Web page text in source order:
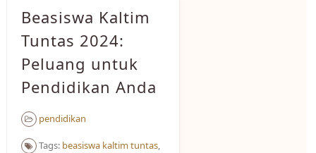
Judi bola
Mahjong Ways 2
Slot Kamboja
Slot Thailand
Beasiswa Kaltim
Tuntas 2024:
Peluang untuk
Pendidikan Anda
pendidikan
Tags: beasiswa kaltim tuntas,